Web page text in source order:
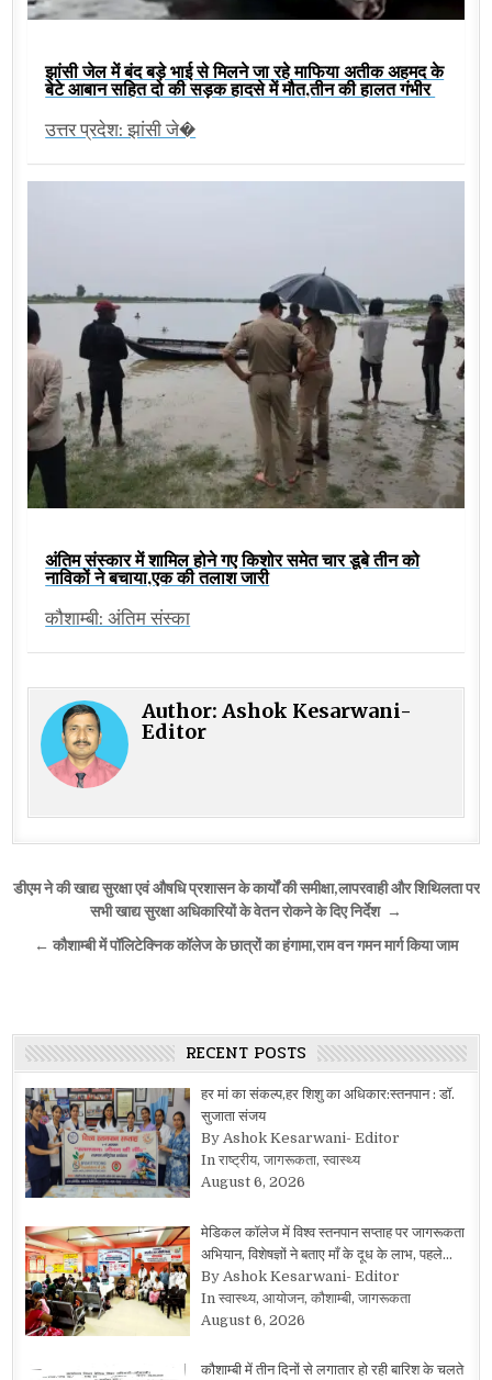
झांसी जेल में बंद बड़े भाई से मिलने जा रहे माफिया अतीक अहमद के
बेटे आबान सहित दो की सड़क हादसे में मौत,तीन की हालत गंभीर
उत्तर प्रदेश: झांसी जे�
अंतिम संस्कार में शामिल होने गए किशोर समेत चार डूबे तीन को
नाविकों ने बचाया,एक की तलाश जारी
कौशाम्बी: अंतिम संस्का
Author:Ashok Kesarwani-
Editor
Post
navigation
डीएम ने की खाद्य सुरक्षा एवं औषधि प्रशासन के कार्यों की समीक्षा,लापरवाही और शिथिलता पर
सभी खाद्य सुरक्षा अधिकारियों के वेतन रोकने के दिए निर्देश →
← कौशाम्बी में पॉलिटेक्निक कॉलेज के छात्रों का हंगामा,राम वन गमन मार्ग किया जाम
RECENT POSTS
हर मां का संकल्प,हर शिशु का अधिकार:स्तनपान : डॉ.
सुजाता संजय
By Ashok Kesarwani- Editor
In राष्ट्रीय, जागरूकता, स्वास्थ्य
August 6, 2026
मेडिकल कॉलेज में विश्व स्तनपान सप्ताह पर जागरूकता
अभियान, विशेषज्ञों ने बताए माँ के दूध के लाभ, पहले…
By Ashok Kesarwani- Editor
In स्वास्थ्य, आयोजन, कौशाम्बी, जागरूकता
August 6, 2026
कौशाम्बी में तीन दिनों से लगातार हो रही बारिश के चलते